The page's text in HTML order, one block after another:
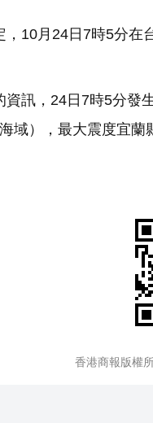
，10月24日7時5分
資訊，24日7時5分發
域），最大震度宜
香港商報版權